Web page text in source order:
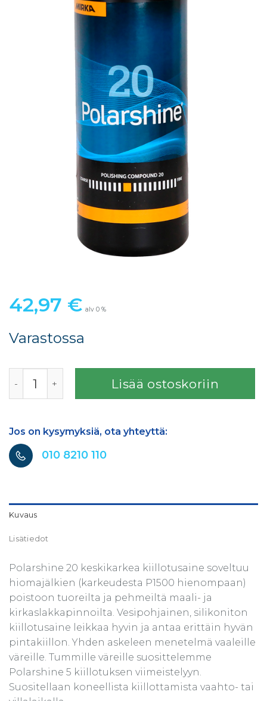
42,97 € alv 0 %
Varastossa
Lisää ostoskoriin
Jos on kysymyksiä, ota yhteyttä:
010 8210 110
Kuvaus
Lisätiedot
Polarshine 20 keskikarkea kiillotusaine soveltuu
hiomajälkien (karkeudesta P1500 hienompaan)
poistoon tuoreilta ja pehmeiltä maali- ja
kirkaslakkapinnoilta. Vesipohjainen, silikoniton
kiillotusaine leikkaa hyvin ja antaa erittäin hyvän
pintakiillon. Yhden askeleen menetelmä vaaleille
väreille. Tummille väreille suosittelemme
Polarshine 5 kiillotuksen viimeistelyyn.
Suositellaan koneellista kiillottamista vaahto- tai